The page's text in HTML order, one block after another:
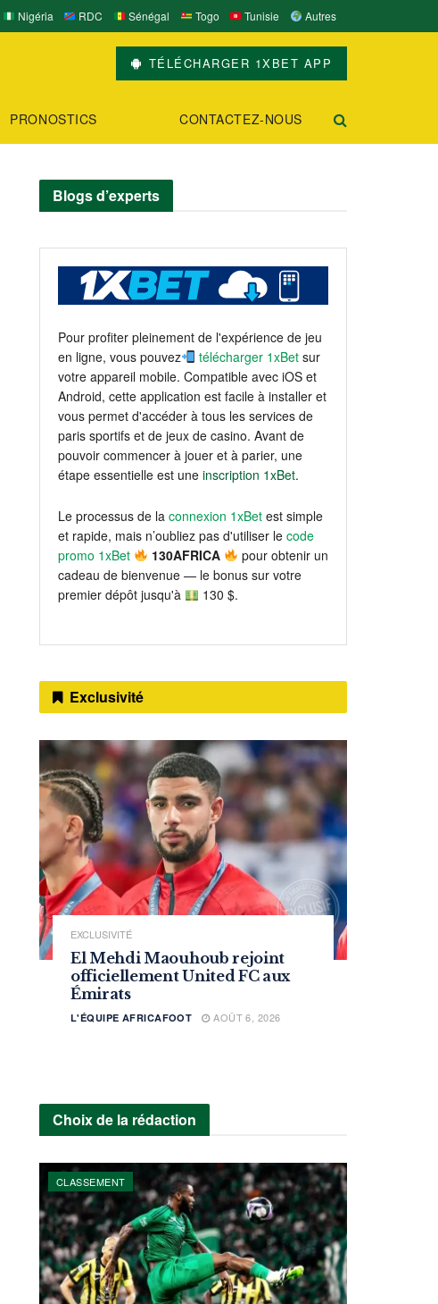
Nigéria RDC Sénégal Togo Tunisie Autres
TÉLÉCHARGER 1XBET APP
PRONOSTICS CONTACTEZ-NOUS
Blogs d’experts
Pour profiter pleinement de l'expérience de jeu
en ligne, vous pouvez
télécharger 1xBet sur
votre appareil mobile. Compatible avec iOS et
Android, cette application est facile à installer et
vous permet d'accéder à tous les services de
paris sportifs et de jeux de casino. Avant de
pouvoir commencer à jouer et à parier, une
étape essentielle est une inscription 1xBet.
Le processus de la connexion 1xBet est simple
et rapide, mais n’oubliez pas d'utiliser le code
promo 1xBet
130AFRICA
pour obtenir un
cadeau de bienvenue — le bonus sur votre
premier dépôt jusqu'à
130 $.
Exclusivité
EXCLUSIVITÉ
El Mehdi Maouhoub rejoint
officiellement United FC aux
Émirats
L'ÉQUIPE AFRICAFOOT AOÛT 6, 2026
Choix de la rédaction
CLASSEMENT